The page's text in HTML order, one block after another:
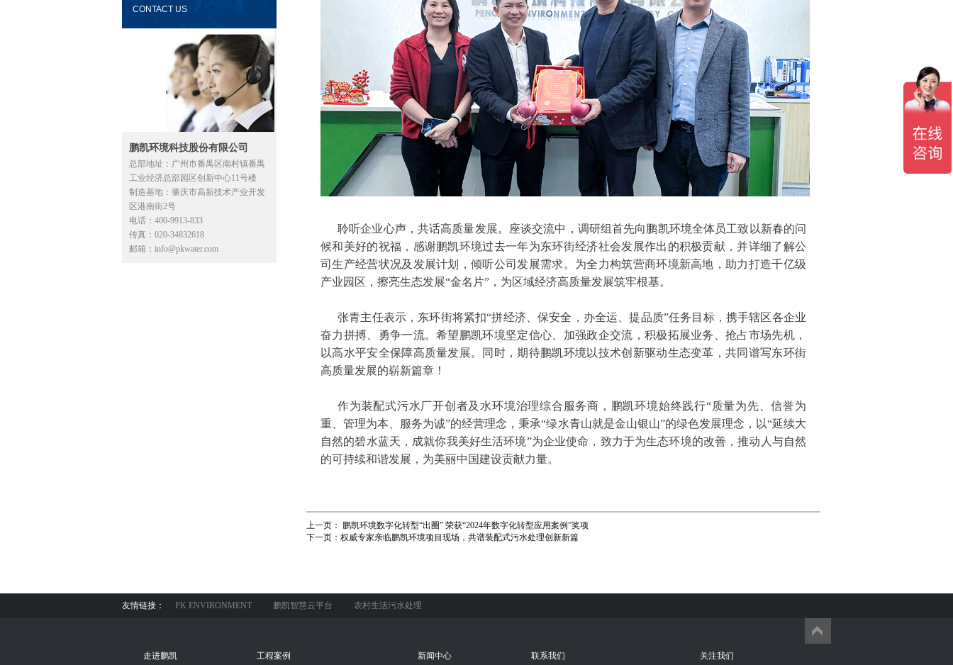
CONTACT US
鹏凯环境科技股份有限公司
总部地址：广州市番禺区南村镇番禺
工业经济总部园区创新中心11号楼
制造基地：肇庆市高新技术产业开发
区港南街2号
电话：400-9913-833
传真：020-34832618
邮箱：info@pkwater.com
聆听企业心声，共话高质量发展。座谈交流中，调研组首先向鹏凯环境全体员工致以新春的问
候和美好的祝福，感谢鹏凯环境过去一年为东环街经济社会发展作出的积极贡献，并详细了解公
司生产经营状况及发展计划，倾听公司发展需求。为全力构筑营商环境新高地，助力打造千亿级
产业园区，擦亮生态发展“金名片”，为区域经济高质量发展筑牢根基。
张青主任表示，东环街将紧扣“拼经济、保安全，办全运、提品质”任务目标，携手辖区各企业
奋力拼搏、勇争一流。希望鹏凯环境坚定信心、加强政企交流，积极拓展业务、抢占市场先机，
以高水平安全保障高质量发展。同时，期待鹏凯环境以技术创新驱动生态变革，共同谱写东环街
高质量发展的崭新篇章！
作为装配式污水厂开创者及水环境治理综合服务商，鹏凯环境始终践行“质量为先、信誉为
重、管理为本、服务为诚”的经营理念，秉承“绿水青山就是金山银山”的绿色发展理念，以“延续大
自然的碧水蓝天，成就你我美好生活环境”为企业使命，致力于为生态环境的改善，推动人与自然
的可持续和谐发展，为美丽中国建设贡献力量。
上一页：
鹏凯环境数字化转型“出圈” 荣获“2024年数字化转型应用案例”奖项
下一页： 权威专家亲临鹏凯环境项目现场，共谱装配式污水处理创新新篇
友情链接： PK ENVIRONMENT 鹏凯智慧云平台 农村生活污水处理
走进鹏凯 工程案例 新闻中心 联系我们 关注我们